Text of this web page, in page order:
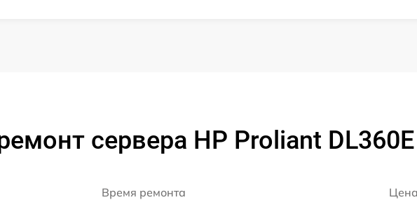
сервера HP Proliant DL360E
Время ремонта Цена